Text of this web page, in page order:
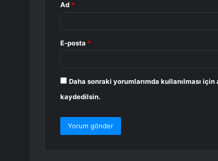
Ad *
E-posta *
Daha sonraki yorumlarımda kullanılması
kaydedilsin.